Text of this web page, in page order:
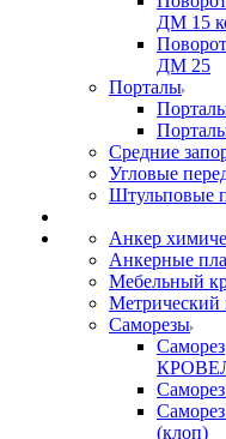
ДМ 15
ДМ 25
Порталы
Средние
Угловые
Штульповые
Анкер
Анкерные
Мебельный
Метрический
Саморезы
Саморез
(клоп)